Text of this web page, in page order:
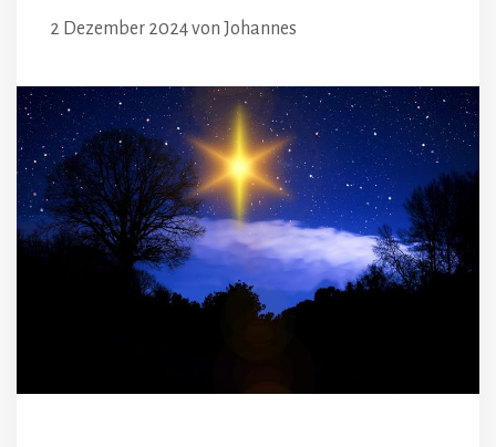
2 Dezember 2024von Johannes